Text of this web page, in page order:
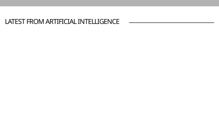
LATEST FROM ARTIFICIAL INTELLIGENCE